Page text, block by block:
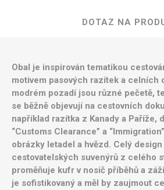
DOTAZ NA
Obal je inspirován tematikou
motivem pasových razítek a celních
modrém pozadí jsou různé pečetě,
se běžně objevují na cestovních
například razítka z Kanady a Paříže,
“Customs Clearance” a
obrázky letadel a hvězd. Celý
cestovatelských suvenýrů z celého
proměňuje kufr v nosič příběhů a
je sofistikovaný a měl by zaujmout